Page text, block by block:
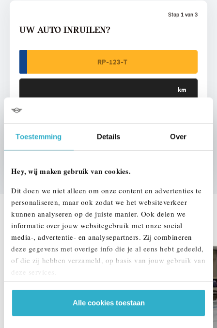
Toestemming Details Over
Hey, wij maken gebruik van cookies.
Dit doen we niet alleen om onze content en advertenties te
personaliseren, maar ook zodat we het websiteverkeer
kunnen analyseren op de juiste manier. Ook delen we
informatie over jouw websitegebruik met onze social
media-, advertentie- en analysepartners. Zij combineren
deze gegevens met overige info die je al eens hebt gedeeld,
of die zij hebben verzameld, op basis van jouw gebruik van
deze services.
Alle cookies toestaan
Stap 1 van 3
UW AUTO INRUILEN?
DEZE ZIJN VERGELIJKBAAR